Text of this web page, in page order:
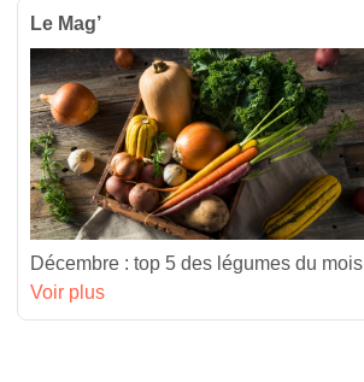
Le Mag’
Décembre : top 5 des légumes du mois
Voir plus